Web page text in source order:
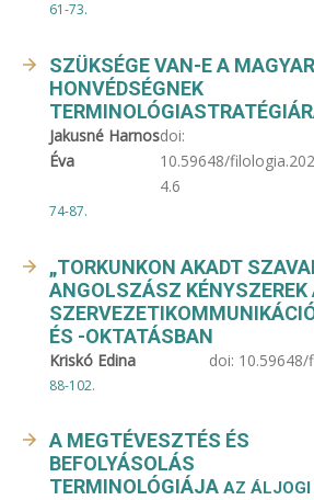
61-73.
SZÜKSÉGE VAN-E A MAGYAR
HONVÉDSÉGNEK
Jakusné Harnos
Éva
doi:
10.59648/
4.6
74-87.
„TORKUNKON AKADT
ANGOLSZÁSZ KÉNYSZEREK
ÉS -OKTATÁSBAN
Kriskó Edina doi: 10.59648/
88-102.
A MEGTÉVESZTÉS ÉS
BEFOLYÁSOLÁS
TERMINOLÓGIÁJA AZ ÁLJOGI